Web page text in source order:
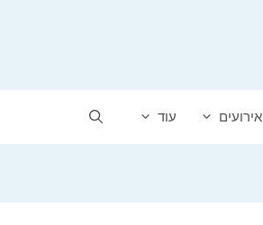
אירועים עוד